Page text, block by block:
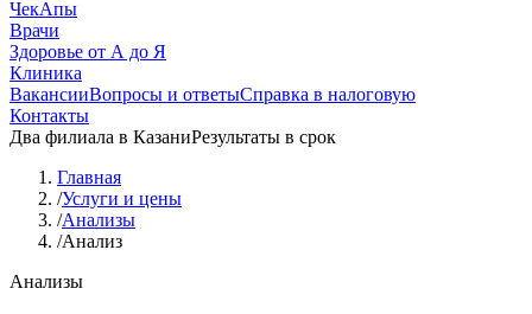
ЧекАпы
Врачи
Здоровье от А до Я
Клиника
ВакансииВопросы и ответыСправка в налоговую
Контакты
Два филиала в КазаниРезультаты в срок
Главная
/Услуги и цены
/Анализы
/Анализ
Анализы